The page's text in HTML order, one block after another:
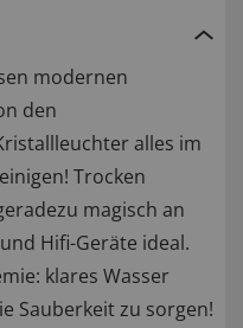
modernen
den
alles im
Trocken
magisch an
Hifi-Geräte ideal.
klares Wasser
Sauberkeit zu sorgen!